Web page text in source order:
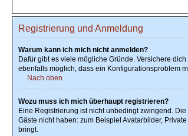
Registrierung und Anmeldung
Warum kann ich mich nicht anmelden?
Dafür gibt es viele mögliche Gründe. Versichere
ebenfalls möglich, dass ein Konfigurationsproblem
Nach oben
Wozu muss ich mich überhaupt registrieren?
Eine Registrierung ist nicht unbedingt zwingend.
Gäste nicht haben: zum Beispiel Avatarbilder,
bringt.